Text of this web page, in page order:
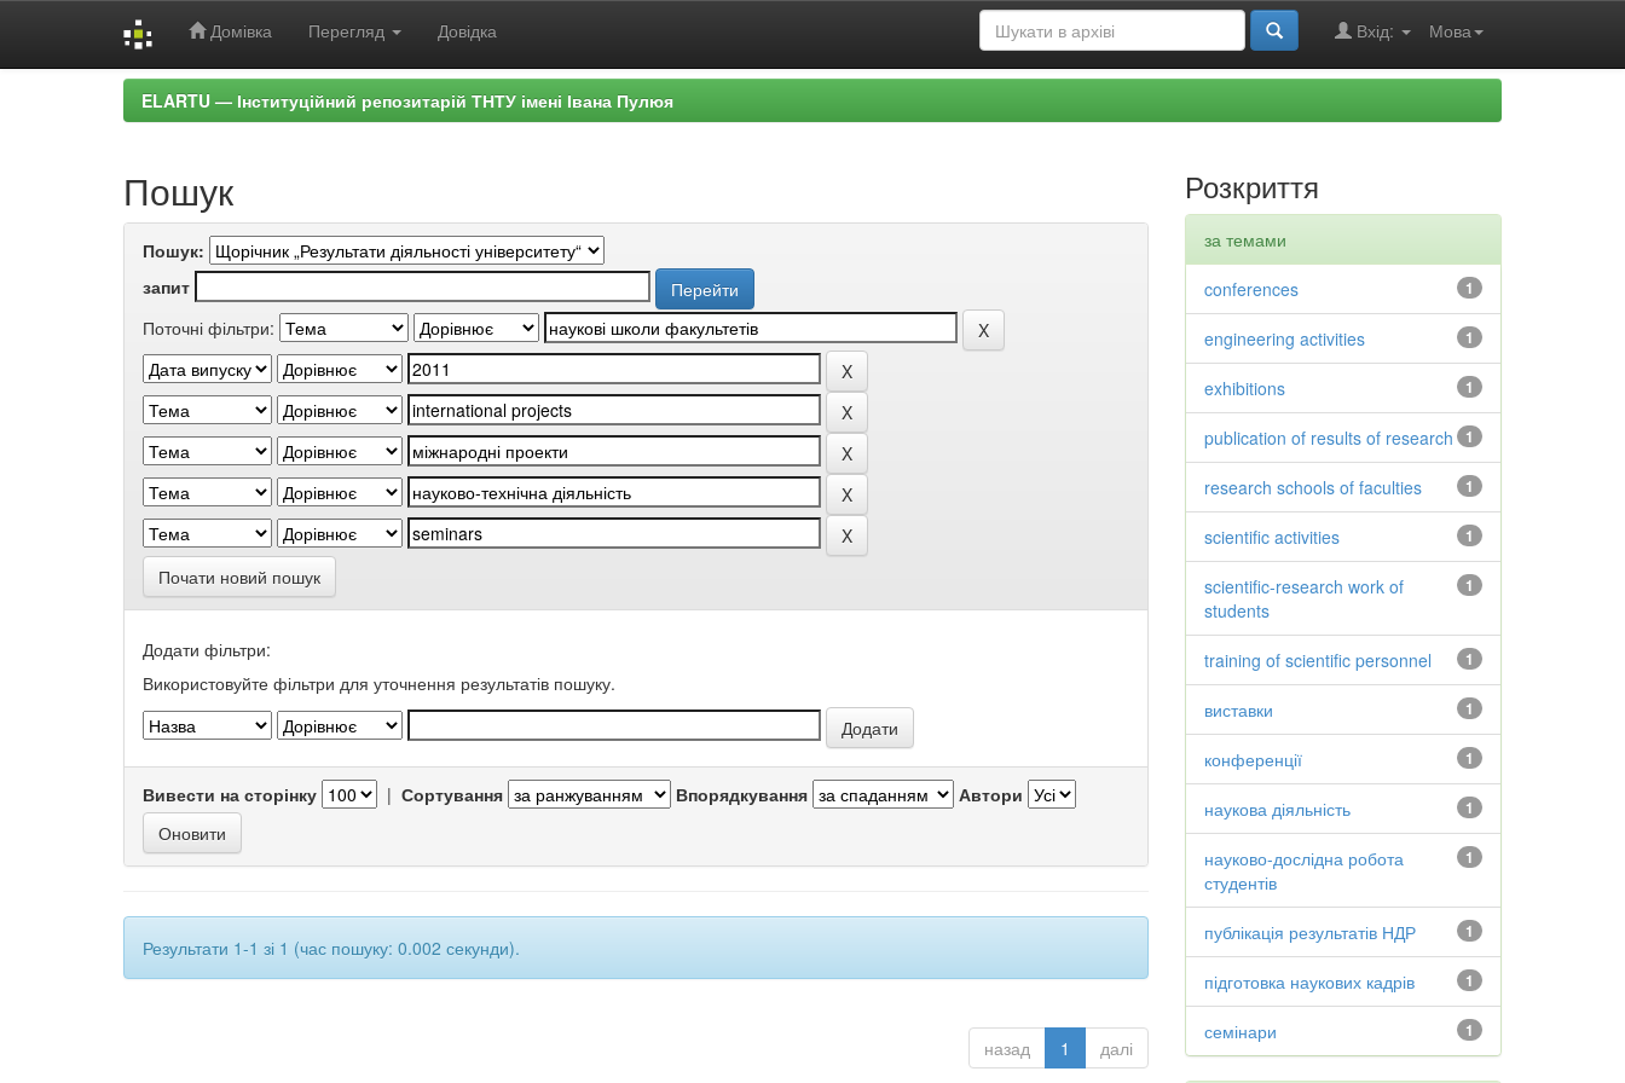
Домівка Перегляд Довідка Мова
Вхід:
ELARTU — Інституційний репозитарій ТНТУ імені Івана Пулюя
Пошук
Пошук:
запит
Поточні фільтри:
Почати новий пошук
Додати фільтри:
Використовуйте фільтри для уточнення результатів пошуку.
Вивести на сторінку | Сортування Впорядкування Автори
Результати 1-1 зі 1 (час пошуку: 0.002 секунди).
назад 1 далі
Розкриття
за темами
1
conferences
1
engineering activities
1
exhibitions
1
publication of results of research
1
research schools of faculties
1
scientific activities
1
scientific-research work of
students
1
training of scientific personnel
1
виставки
1
конференції
1
наукова діяльність
1
науково-дослідна робота
студентів
1
публікація результатів НДР
1
підготовка наукових кадрів
1
семінари